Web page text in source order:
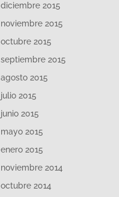
diciembre 2015
noviembre 2015
octubre 2015
septiembre 2015
agosto 2015
julio 2015
junio 2015
mayo 2015
enero 2015
noviembre 2014
octubre 2014